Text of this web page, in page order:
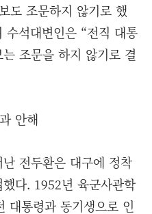
도 조문하지 않기로 했
수석대변인은 “전직 대통
조문을 하지 않기로 결
안해
전두환은 대구에 정착
다. 1952년 육군사관학
대통령과 동기생으로 인